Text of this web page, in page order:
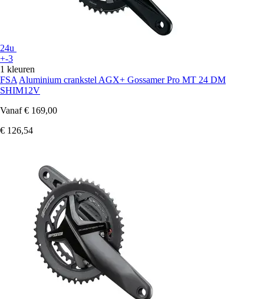
24u
+-3
1 kleuren
FSA Aluminium crankstel AGX+ Gossamer Pro MT 24 DM
SHIM12V
Vanaf € 169,00
€ 126,54